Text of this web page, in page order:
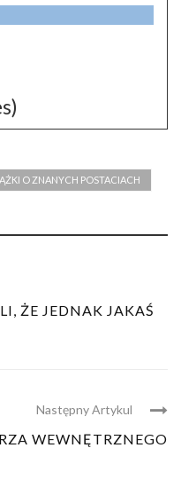
O ZNANYCH POSTACIACH
ŻE JEDNAK JAKAŚ
Następny Artykul
WEWNĘTRZNEGO